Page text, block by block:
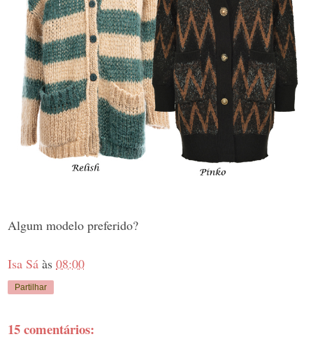
Algum modelo preferido?
Isa Sá às 08:00
Partilhar
15 comentários: